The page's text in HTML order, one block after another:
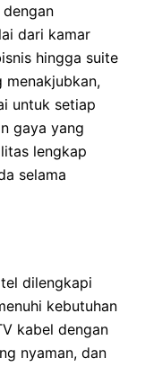
dari kamar
hingga suite
menakjubkan,
untuk setiap
gaya yang
lengkap
selama
dilengkapi
kebutuhan
kabel dengan
nyaman, dan